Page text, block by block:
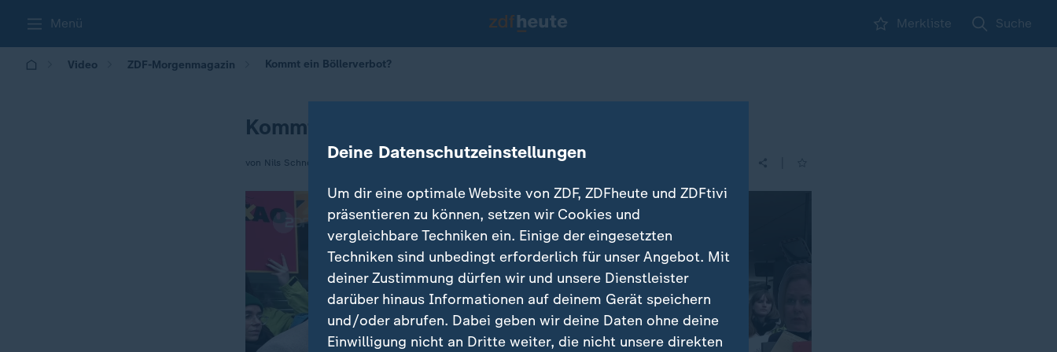
Menü Merkliste Suche
Video ZDF-Morgenmagazin Kommt ein Böllerverbot?
Kommt ein Böllerverbot?
von Nils Schneider Deine Datenschutzeinstellungen
Um dir eine optimale Website von ZDF, ZDFheute und ZDFtivi
präsentieren zu können, setzen wir Cookies und
vergleichbare Techniken ein. Einige der eingesetzten
Techniken sind unbedingt erforderlich für unser Angebot. Mit
deiner Zustimmung dürfen wir und unsere Dienstleister
darüber hinaus Informationen auf deinem Gerät speichern
und/oder abrufen. Dabei geben wir deine Daten ohne deine
Einwilligung nicht an Dritte weiter, die nicht unsere direkten